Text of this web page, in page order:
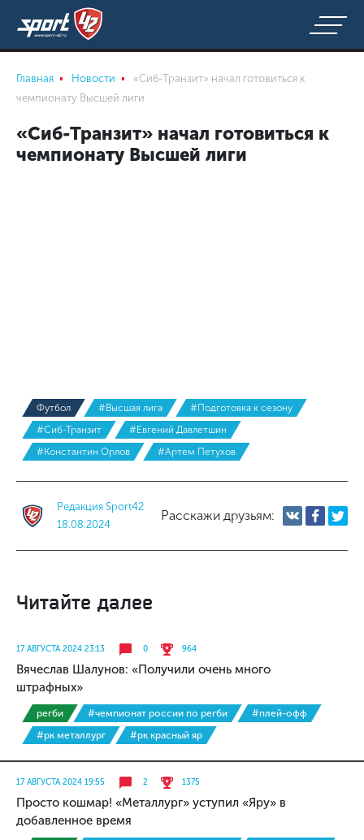
Главная Новости
«Сиб-Транзит» начал готовиться к
чемпионату Высшей лиги
«Сиб-Транзит» начал готовиться к
чемпионату Высшей лиги
Футбол #Высшая лига
#Подготовка к сезону
#Сиб-Транзит
#Евгений Давлетшин
#Константин Орлов
#Артем Петухов
Редакция Sport42
18.08.2024
Расскажи друзьям:
Читайте далее
17 АВГУСТА 2024 23:13 0 964
Вячеслав Шалунов: «Получили очень много
штрафных»
регби #чемпионат россии по регби
#плей-офф
#рк металлург
#рк красный яр
17 АВГУСТА 2024 19:55 2 1375
Просто кошмар! «Металлург» уступил «Яру» в
добавленное время